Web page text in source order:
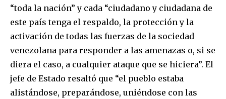
Join our community of
SUBSCRIBERS and be part of the
conversation.
“toda la nación” y cada “ciudadano y ciudadana de
este país tenga el respaldo, la protección y la
activación de todas las fuerzas de la sociedad
venezolana para responder a las amenazas o, si se
diera el caso, a cualquier ataque que se hiciera”. El
jefe de Estado resaltó que “el pueblo estaba
alistándose, preparándose, uniéndose con las